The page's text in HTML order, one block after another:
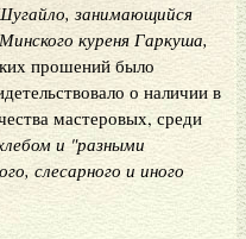
занимающийся
куреня Гаркуша,
прошений было
о наличии в
мастеровых, среди
и "разными
слесарного и иного